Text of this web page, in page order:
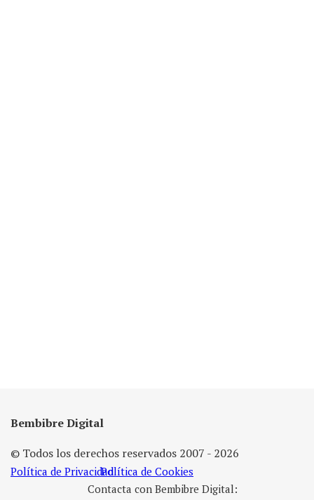
Bembibre Digital
© Todos los derechos reservados 2007 - 2026
Política de PrivacidadPolítica de Cookies
Contacta con Bembibre Digital: